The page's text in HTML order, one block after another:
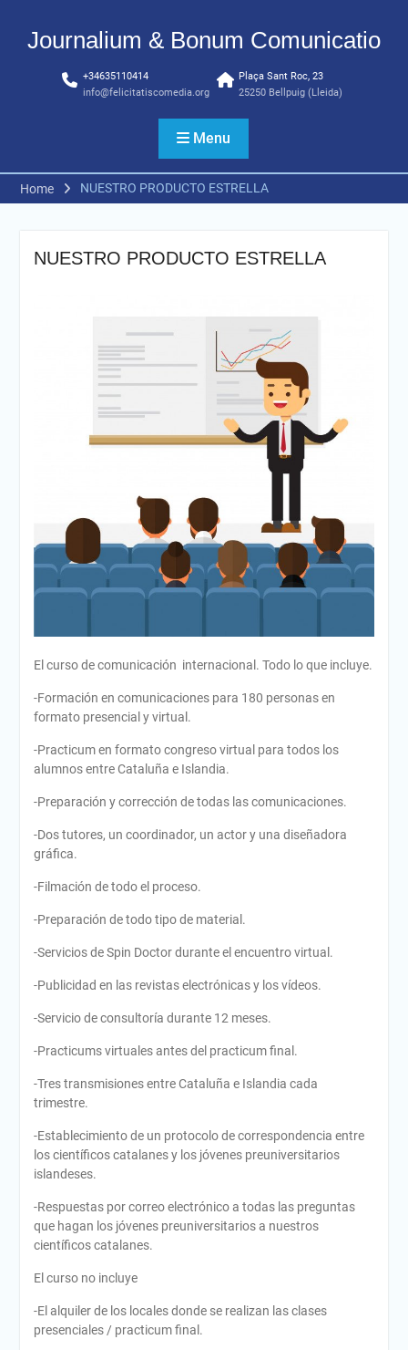
contentJournalium & Bonum Comunicatio
+34635110414
info@felicitatiscomedia.org
Plaça Sant Roc, 23
25250 Bellpuig (Lleida)
Menu
Home NUESTRO PRODUCTO ESTRELLA
NUESTRO PRODUCTO ESTRELLA
El curso de comunicación internacional. Todo lo que incluye.
-Formación en comunicaciones para 180 personas en
formato presencial y virtual.
-Practicum en formato congreso virtual para todos los
alumnos entre Cataluña e Islandia.
-Preparación y corrección de todas las comunicaciones.
-Dos tutores, un coordinador, un actor y una diseñadora
gráfica.
-Filmación de todo el proceso.
-Preparación de todo tipo de material.
-Servicios de Spin Doctor durante el encuentro virtual.
-Publicidad en las revistas electrónicas y los vídeos.
-Servicio de consultoría durante 12 meses.
-Practicums virtuales antes del practicum final.
-Tres transmisiones entre Cataluña e Islandia cada
trimestre.
-Establecimiento de un protocolo de correspondencia entre
los científicos catalanes y los jóvenes preuniversitarios
islandeses.
-Respuestas por correo electrónico a todas las preguntas
que hagan los jóvenes preuniversitarios a nuestros
científicos catalanes.
El curso no incluye
-El alquiler de los locales donde se realizan las clases
presenciales / practicum final.